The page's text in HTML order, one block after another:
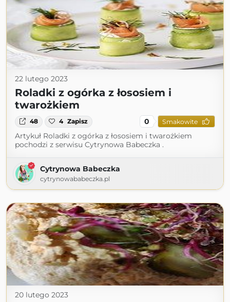
22 lutego 2023
Roladki z ogórka z łososiem i
twarożkiem
48 4 Zapisz 0 Smakowite
Artykuł Roladki z ogórka z łososiem i twarożkiem
pochodzi z serwisu Cytrynowa Babeczka .
Cytrynowa Babeczka
cytrynowababeczka.pl
20 lutego 2023